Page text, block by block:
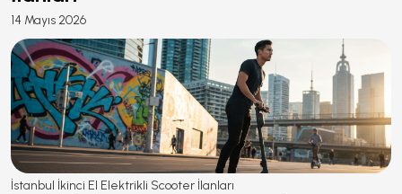
14 Mayıs 2026
İstanbul İkinci El Elektrikli Scooter İlanları